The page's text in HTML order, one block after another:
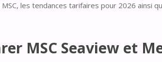
les tendances tarifaires pour 2026 ainsi
MSC Seaview et